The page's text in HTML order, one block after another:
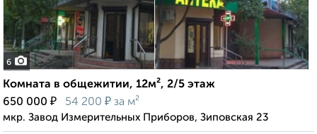
6
Комната в общежитии, 12м², 2/5 этаж
650 000 ₽ 54 200 ₽ за м²
мкр. Завод Измерительных Приборов, Зиповская 23